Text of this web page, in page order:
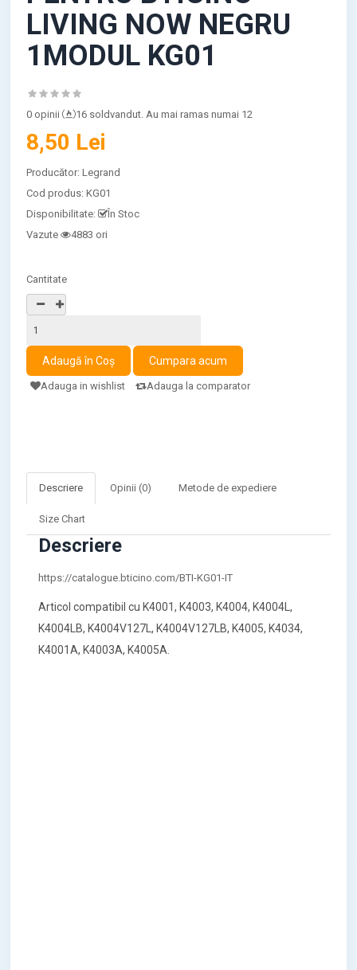
LIVING NOW NEGRU
1MODUL KG01
0 opinii 16 soldvandut. Au mai ramas numai 12
8,50 Lei
Producător:Legrand
Cod produs:KG01
Disponibilitate:
În Stoc
Vazute
4883 ori
Cantitate
Adauga in wishlist Adauga la comparator
Descriere Opinii (0) Metode de expediere
Size Chart
Descriere
https://catalogue.bticino.com/BTI-KG01-IT
Articol compatibil cu K4001, K4003, K4004, K4004L,
K4004LB, K4004V127L, K4004V127LB, K4005, K4034,
K4001A, K4003A, K4005A.